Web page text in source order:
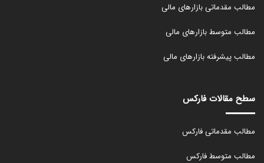
مطالب مقدماتی بازارهای مالی
مطالب متوسط بازارهای مالی
مطالب پیشرفته بازارهای مالی
سطح مقالات فارکس
مطالب مقدماتی فارکس
مطالب متوسط فارکس